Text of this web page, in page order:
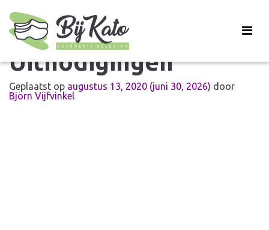
Uitnodigingen
Geplaatst op augustus 13, 2020 (juni 30, 2026) door
Björn Vijfvinkel